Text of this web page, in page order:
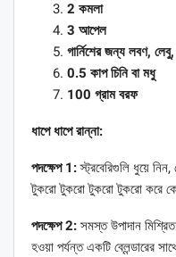
2 কমলা
3 আপেল
গার্নিশের জন্য লবণ, লেবু,
0.5 কাপ চিনি বা মধু
100 গ্রাম বরফ
ধাপে ধাপে রান্না:
পদক্ষেপ 1:স্ট্রবেরিগুলি ধুয়ে
টুকরো টুকরো টুকরো টুকরো করে
পদক্ষেপ 2: সমস্ত উপাদান
হওয়া পর্যন্ত একটি ব্লেন্ডারের